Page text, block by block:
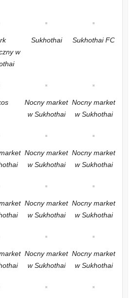
w
Sukhothai Sukhothai FC
Nocny market
w Sukhothai
Nocny market
w Sukhothai
Nocny market
w Sukhothai
Nocny market
w Sukhothai
Nocny market
w Sukhothai
Nocny market
w Sukhothai
Nocny market
w Sukhothai
Nocny market
w Sukhothai